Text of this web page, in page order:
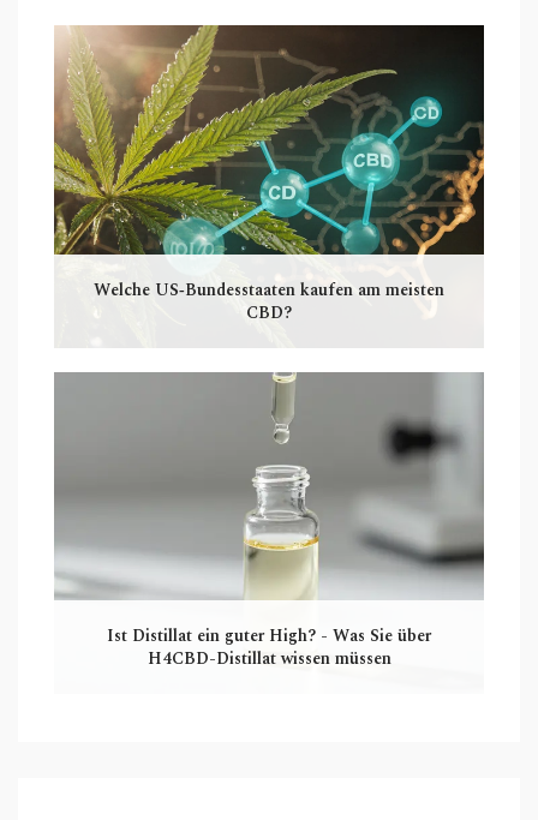
Welche US‑Bundesstaaten kaufen am meisten
CBD?
Ist Distillat ein guter High? - Was Sie über
H4CBD-Distillat wissen müssen